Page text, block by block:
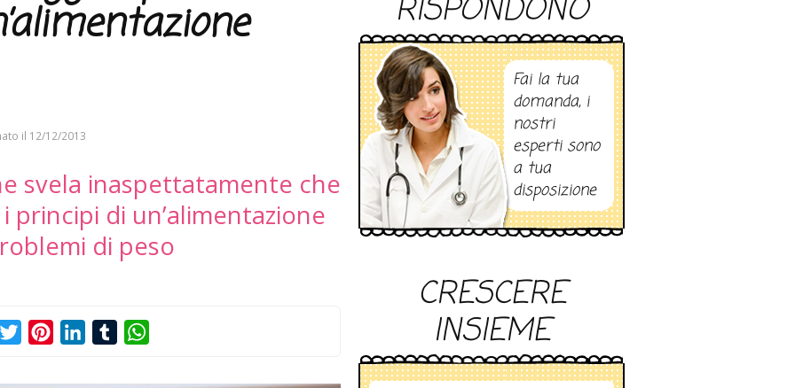
il 12/12/2013
svela inaspettatamente che
principi di un’alimentazione
di peso
TwitterPinterestLinkedInTumblr
RISPONDONO
Fai la tua
domanda, i
nostri
esperti sono
a tua
disposizione
CRESCERE
INSIEME